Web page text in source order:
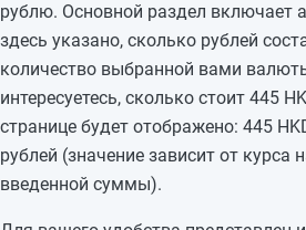
рублю. Основной раздел включает
здесь указано, сколько рублей
количество выбранной вами
интересуетесь, сколько стоит 445
странице будет отображено: 445
рублей (значение зависит от
введенной суммы).